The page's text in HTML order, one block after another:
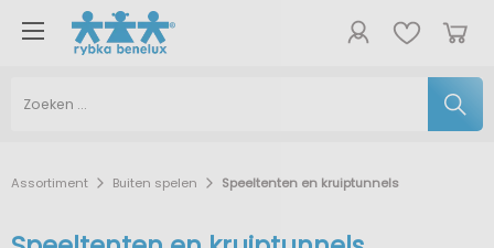
Assortiment Buiten spelen Speeltenten en kruiptunnels